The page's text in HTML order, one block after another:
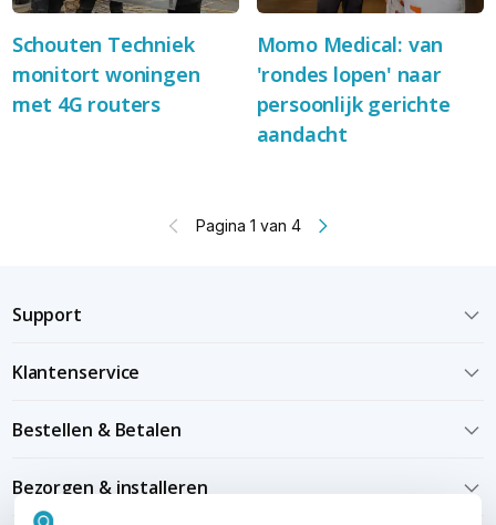
Schouten Techniek
monitort woningen
met 4G routers
Momo Medical: van
'rondes lopen' naar
persoonlijk gerichte
aandacht
Pagina 1 van 4
Support
Klantenservice
Bestellen & Betalen
Bezorgen & installeren